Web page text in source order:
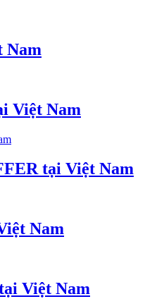
Nam
Việt Nam
tại Việt Nam
Nam
Việt Nam